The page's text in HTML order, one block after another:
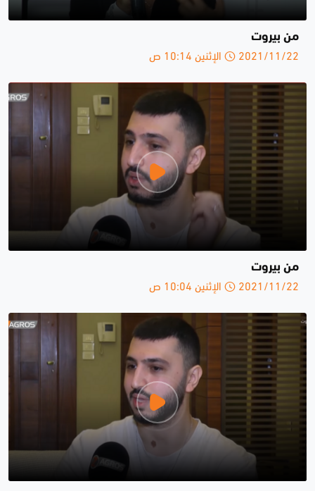
من بيروت
2021/11/22 الإثنين 10:14 ص
من بيروت
2021/11/22 الإثنين 10:04 ص